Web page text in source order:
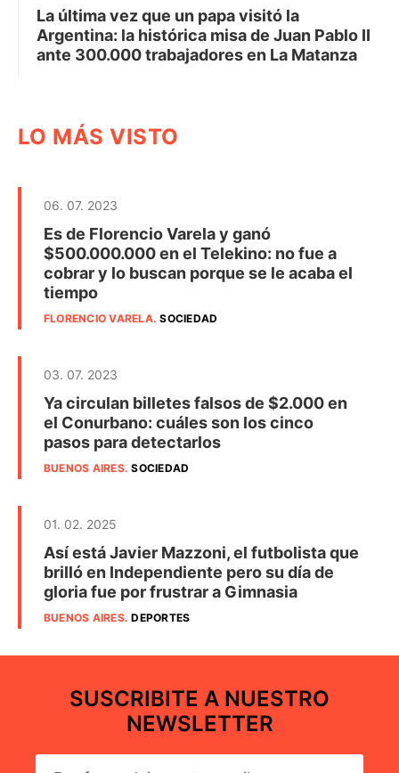
La última vez que un papa visitó la
Argentina: la histórica misa de Juan Pablo II
ante 300.000 trabajadores en La Matanza
LO MÁS VISTO
06. 07. 2023
Es de Florencio Varela y ganó
$500.000.000 en el Telekino: no fue a
cobrar y lo buscan porque se le acaba el
tiempo
FLORENCIO VARELA.SOCIEDAD
03. 07. 2023
Ya circulan billetes falsos de $2.000 en
el Conurbano: cuáles son los cinco
pasos para detectarlos
BUENOS AIRES.SOCIEDAD
01. 02. 2025
Así está Javier Mazzoni, el futbolista que
brilló en Independiente pero su día de
gloria fue por frustrar a Gimnasia
BUENOS AIRES.DEPORTES
SUSCRIBITE A NUESTRO
NEWSLETTER